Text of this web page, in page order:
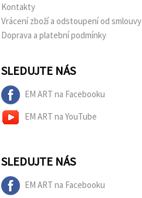
Kontakty
Vrácení zboží a odstoupení od smlouvy
Doprava a platební podmínky
SLEDUJTE NÁS
EM ART na Facebooku
EM ART na YouTube
SLEDUJTE NÁS
EM ART na Facebooku